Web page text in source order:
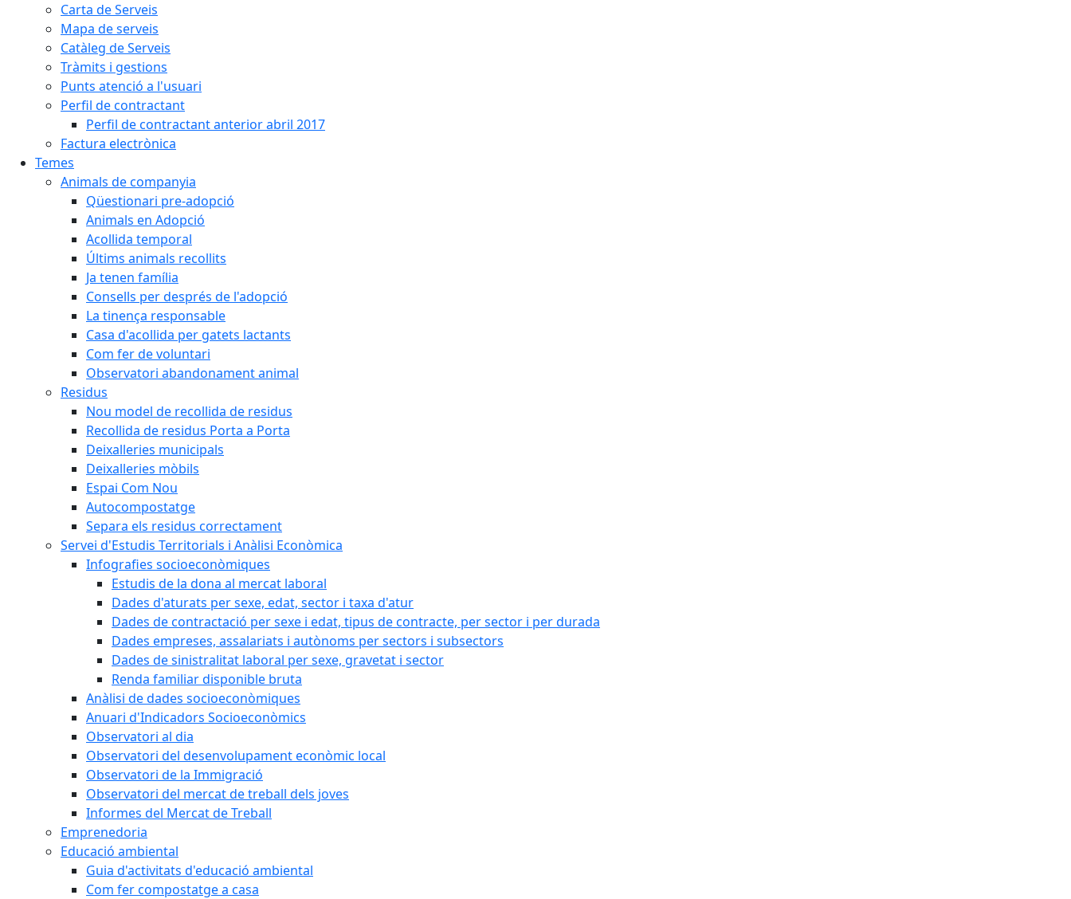
Carta de Serveis
Mapa de serveis
Catàleg de Serveis
Tràmits i gestions
Punts atenció a l'usuari
Perfil de contractant
Perfil de contractant anterior abril 2017
Factura electrònica
Temes
Animals de companyia
Qüestionari pre-adopció
Animals en Adopció
Acollida temporal
Últims animals recollits
Ja tenen família
Consells per després de l'adopció
La tinença responsable
Casa d'acollida per gatets lactants
Com fer de voluntari
Observatori abandonament animal
Residus
Nou model de recollida de residus
Recollida de residus Porta a Porta
Deixalleries municipals
Deixalleries mòbils
Espai Com Nou
Autocompostatge
Separa els residus correctament
Servei d'Estudis Territorials i Anàlisi Econòmica
Infografies socioeconòmiques
Estudis de la dona al mercat laboral
Dades d'aturats per sexe, edat, sector i taxa d'atur
Dades de contractació per sexe i edat, tipus de contracte, per sector i per durada
Dades empreses, assalariats i autònoms per sectors i subsectors
Dades de sinistralitat laboral per sexe, gravetat i sector
Renda familiar disponible bruta
Anàlisi de dades socioeconòmiques
Anuari d'Indicadors Socioeconòmics
Observatori al dia
Observatori del desenvolupament econòmic local
Observatori de la Immigració
Observatori del mercat de treball dels joves
Informes del Mercat de Treball
Emprenedoria
Educació ambiental
Guia d'activitats d'educació ambiental
Com fer compostatge a casa